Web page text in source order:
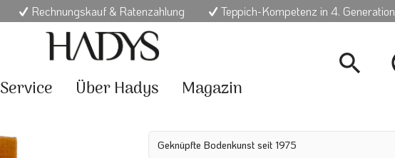
Rechnungskauf & Ratenzahlung Teppich-Kompetenz in 4. Generation
Service Über Hadys Magazin
Geknüpfte Bodenkunst seit 1975